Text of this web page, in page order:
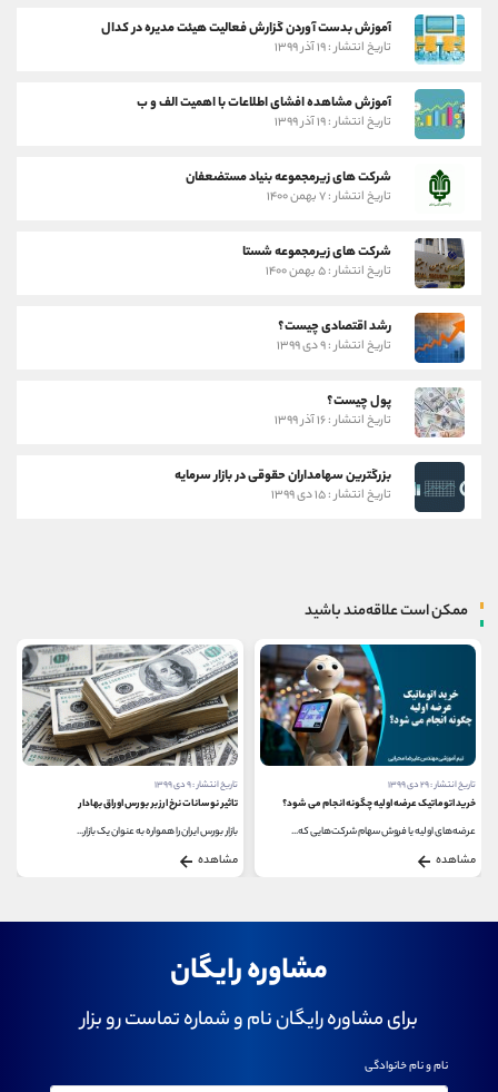
آموزش بدست آوردن گزارش فعالیت هیئت مدیره در کدال
تاریخ انتشار : ۱۹ آذر ۱۳۹۹
آموزش مشاهده افشای اطلاعات با اهمیت الف و ب
تاریخ انتشار : ۱۹ آذر ۱۳۹۹
شرکت های زیرمجموعه بنیاد مستضعفان
تاریخ انتشار : ۷ بهمن ۱۴۰۰
شرکت های زیرمجموعه شستا
تاریخ انتشار : ۵ بهمن ۱۴۰۰
رشد اقتصادی چیست؟
تاریخ انتشار : ۹ دی ۱۳۹۹
پول چیست؟
تاریخ انتشار : ۱۶ آذر ۱۳۹۹
بزرگترین سهامداران حقوقی در بازار سرمایه
تاریخ انتشار : ۱۵ دی ۱۳۹۹
ممکن است علاقه‌مند باشید
تاریخ انتشار : ۲۹ دی ۱۳۹۹
خرید اتوماتیک عرضه اولیه چگونه انجام می شود؟
عرضه‌های اولیه یا فروش سهام شرکت‌هایی که...
مشاهده
تاریخ انتشار : ۹ دی ۱۳۹۹
تاثیر نوسانات نرخ ارز بر بورس اوراق بهادار
بازار بورس ایران را همواره به عنوان یک بازار...
مشاهده
مشاوره رایگان
برای مشاوره رایگان نام و شماره تماست رو بزار
نام و نام خانوادگی